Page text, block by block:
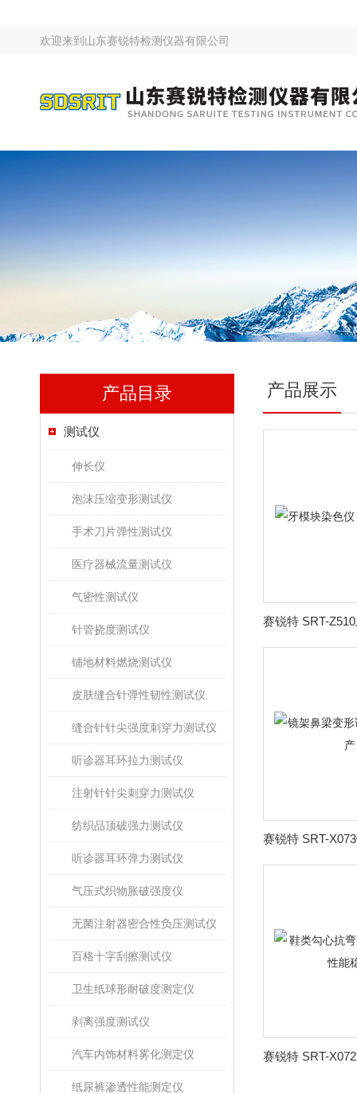
欢迎来到 山东赛锐特检测仪器有限公司
产品目录
测试仪
伸长仪
泡沫压缩变形测试仪
手术刀片弹性测试仪
医疗器械流量测试仪
气密性测试仪
针管挠度测试仪
铺地材料燃烧测试仪
皮肤缝合针弹性韧性测试仪
缝合针针尖强度刺穿力测试仪
听诊器耳环拉力测试仪
注射针针尖刺穿力测试仪
纺织品顶破强力测试仪
听诊器耳环弹力测试仪
气压式织物胀破强度仪
无菌注射器密合性负压测试仪
百格十字刮擦测试仪
卫生纸球形耐破度测定仪
剥离强度测试仪
汽车内饰材料雾化测定仪
纸尿裤渗透性能测定仪
产品展示